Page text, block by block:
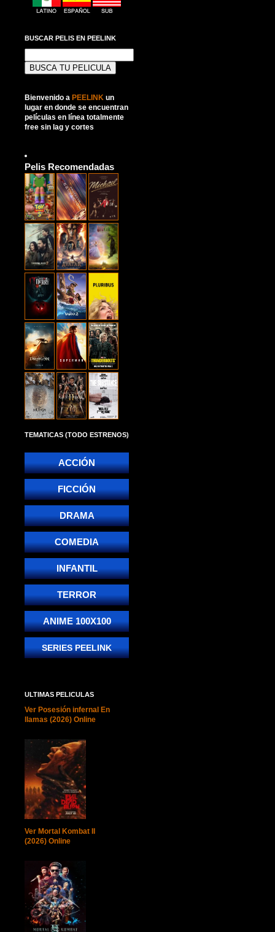
BUSCAR PELIS EN PEELINK
Bienvenido a PEELINK un
lugar en donde se encuentran
películas en línea totalmente
free sin lag y cortes
Pelis Recomendadas
TEMATICAS (TODO ESTRENOS)
ACCIÓN
FICCIÓN
DRAMA
COMEDIA
INFANTIL
TERROR
ANIME 100X100
SERIES PEELINK
ULTIMAS PELICULAS
Ver Posesión infernal En
llamas (2026) Online
Ver Mortal Kombat II
(2026) Online